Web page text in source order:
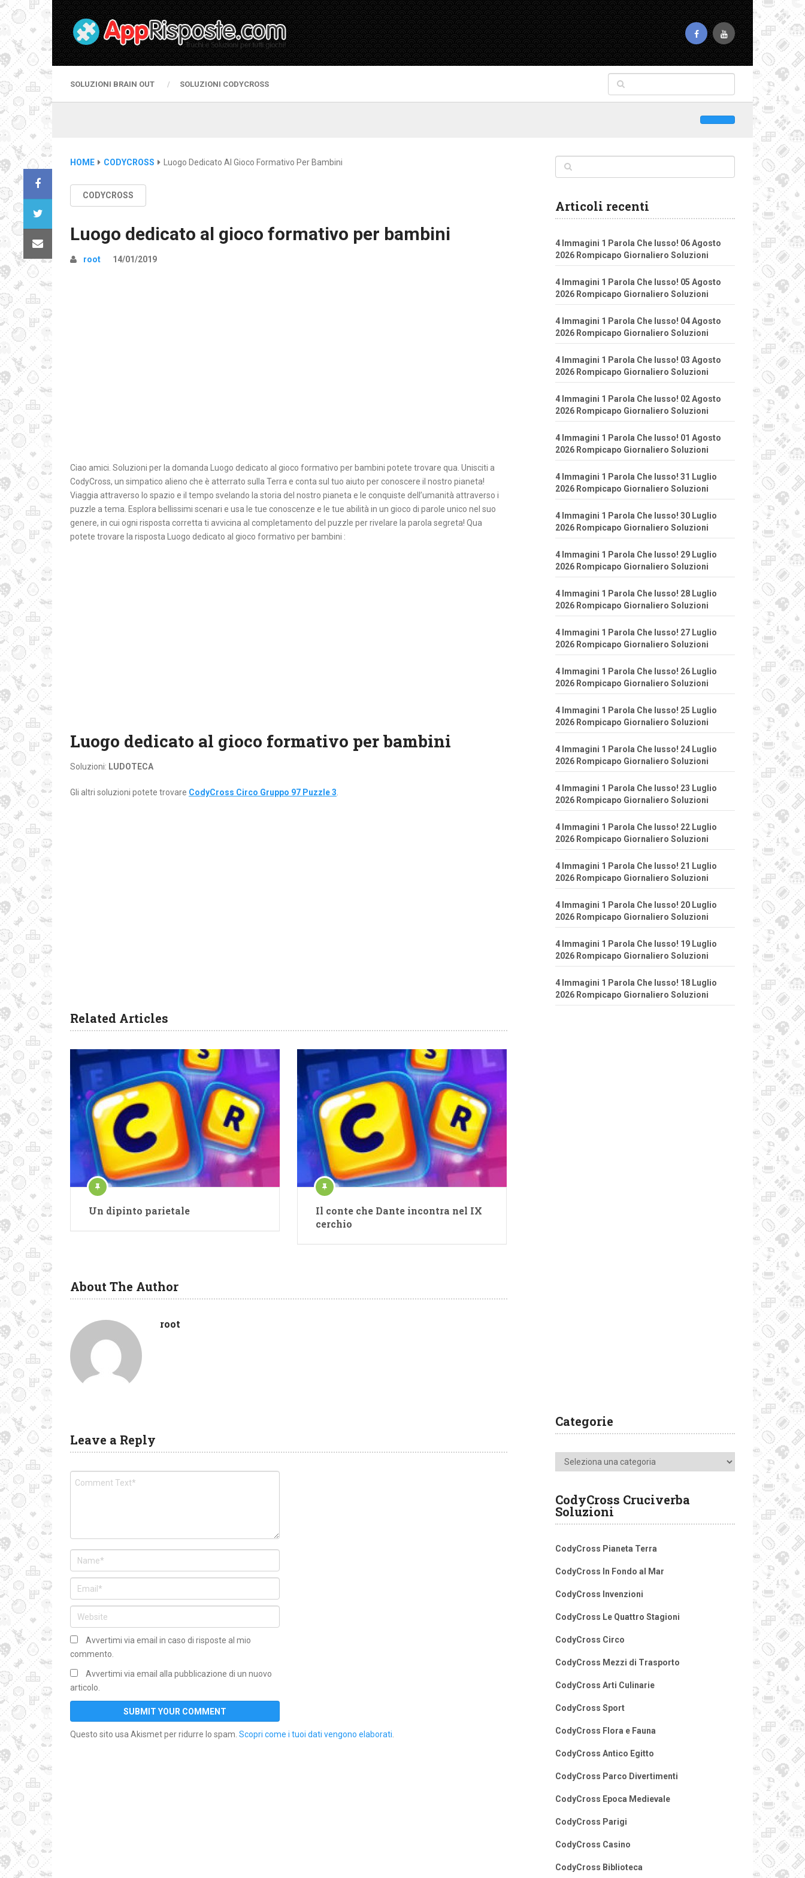
SOLUZIONI BRAIN OUT SOLUZIONI CODYCROSS
HOME CODYCROSS Luogo Dedicato Al Gioco Formativo Per Bambini
CODYCROSS
Luogo dedicato al gioco formativo per bambini
root 14/01/2019
Ciao amici. Soluzioni per la domanda Luogo dedicato al gioco formativo per bambini potete trovare qua. Unisciti a
CodyCross, un simpatico alieno che è atterrato sulla Terra e conta sul tuo aiuto per conoscere il nostro pianeta!
Viaggia attraverso lo spazio e il tempo svelando la storia del nostro pianeta e le conquiste dell’umanità attraverso i
puzzle a tema. Esplora bellissimi scenari e usa le tue conoscenze e le tue abilità in un gioco di parole unico nel suo
genere, in cui ogni risposta corretta ti avvicina al completamento del puzzle per rivelare la parola segreta! Qua
potete trovare la risposta Luogo dedicato al gioco formativo per bambini :
Luogo dedicato al gioco formativo per bambini
Soluzioni: LUDOTECA
Gli altri soluzioni potete trovare CodyCross Circo Gruppo 97 Puzzle 3
Related Articles
Un dipinto parietale
Il conte che Dante incontra nel IX
cerchio
About The Author
root
Leave a Reply
Avvertimi via email in caso di risposte al mio
commento.
Avvertimi via email alla pubblicazione di un nuovo
articolo.
Questo sito usa Akismet per ridurre lo spam. Scopri come i tuoi dati vengono elaborati
Articoli recenti
4 Immagini 1 Parola Che lusso! 06 Agosto
2026 Rompicapo Giornaliero Soluzioni
4 Immagini 1 Parola Che lusso! 05 Agosto
2026 Rompicapo Giornaliero Soluzioni
4 Immagini 1 Parola Che lusso! 04 Agosto
2026 Rompicapo Giornaliero Soluzioni
4 Immagini 1 Parola Che lusso! 03 Agosto
2026 Rompicapo Giornaliero Soluzioni
4 Immagini 1 Parola Che lusso! 02 Agosto
2026 Rompicapo Giornaliero Soluzioni
4 Immagini 1 Parola Che lusso! 01 Agosto
2026 Rompicapo Giornaliero Soluzioni
4 Immagini 1 Parola Che lusso! 31 Luglio
2026 Rompicapo Giornaliero Soluzioni
4 Immagini 1 Parola Che lusso! 30 Luglio
2026 Rompicapo Giornaliero Soluzioni
4 Immagini 1 Parola Che lusso! 29 Luglio
2026 Rompicapo Giornaliero Soluzioni
4 Immagini 1 Parola Che lusso! 28 Luglio
2026 Rompicapo Giornaliero Soluzioni
4 Immagini 1 Parola Che lusso! 27 Luglio
2026 Rompicapo Giornaliero Soluzioni
4 Immagini 1 Parola Che lusso! 26 Luglio
2026 Rompicapo Giornaliero Soluzioni
4 Immagini 1 Parola Che lusso! 25 Luglio
2026 Rompicapo Giornaliero Soluzioni
4 Immagini 1 Parola Che lusso! 24 Luglio
2026 Rompicapo Giornaliero Soluzioni
4 Immagini 1 Parola Che lusso! 23 Luglio
2026 Rompicapo Giornaliero Soluzioni
4 Immagini 1 Parola Che lusso! 22 Luglio
2026 Rompicapo Giornaliero Soluzioni
4 Immagini 1 Parola Che lusso! 21 Luglio
2026 Rompicapo Giornaliero Soluzioni
4 Immagini 1 Parola Che lusso! 20 Luglio
2026 Rompicapo Giornaliero Soluzioni
4 Immagini 1 Parola Che lusso! 19 Luglio
2026 Rompicapo Giornaliero Soluzioni
4 Immagini 1 Parola Che lusso! 18 Luglio
2026 Rompicapo Giornaliero Soluzioni
Categorie
Categorie
CodyCross Cruciverba
Soluzioni
CodyCross Pianeta Terra
CodyCross In Fondo al Mar
CodyCross Invenzioni
CodyCross Le Quattro Stagioni
CodyCross Circo
CodyCross Mezzi di Trasporto
CodyCross Arti Culinarie
CodyCross Sport
CodyCross Flora e Fauna
CodyCross Antico Egitto
CodyCross Parco Divertimenti
CodyCross Epoca Medievale
CodyCross Parigi
CodyCross Casino
CodyCross Biblioteca